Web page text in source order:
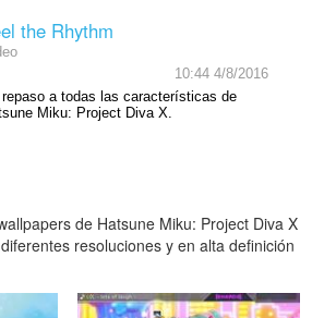
the Rhythm
10:44 4/8/2016
repaso a todas las características de
Miku: Project Diva X.
de Hatsune Miku: Project Diva X
resoluciones y en alta definición